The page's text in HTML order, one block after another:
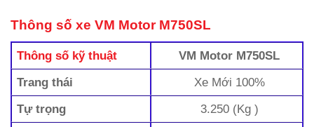
Thông số xe VM Motor M750SL
Thông số kỹ thuật
VM Motor M750SL
Trang thái
Xe Mới 100%
Tự trọng
3.250 (Kg )